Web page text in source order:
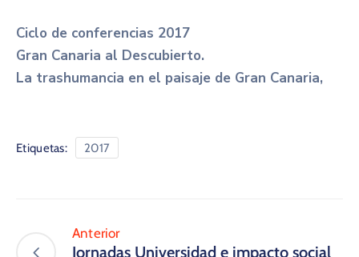
Ciclo de conferencias 2017
Gran Canaria al Descubierto.
​La trashumancia en el paisaje de Gran Canaria,
Etiquetas: 2017
Anterior
Jornadas Universidad e impacto social